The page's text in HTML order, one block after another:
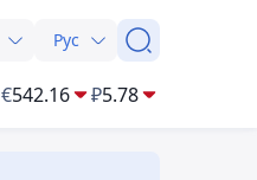
Рус
€542.16 ₽5.78